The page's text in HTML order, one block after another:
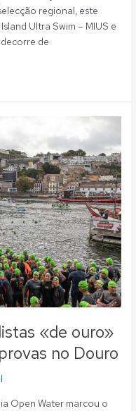
regional, este
Ultra Swim – MIUS e
de
«de ouro»
no Douro
Open Water marcou o